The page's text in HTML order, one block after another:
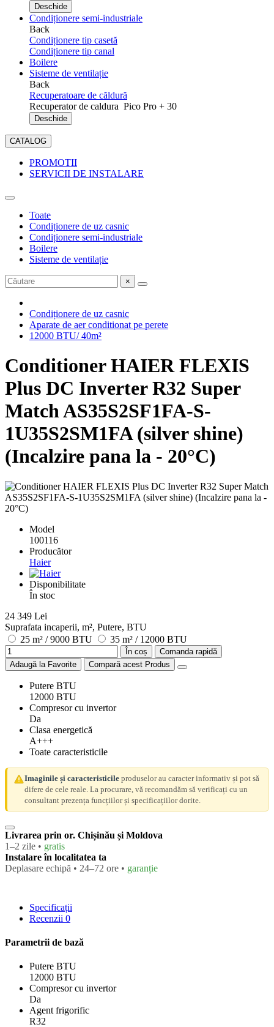
Deschide
Condiționere semi-industriale
Back
Condiționere tip casetă
Condiționere tip canal
Boilere
Sisteme de ventilație
Back
Recuperatoare de căldură
Recuperator de caldura Pico Pro + 30
Deschide
CATALOG
PROMOTII
SERVICII DE INSTALARE
Toate
Condiționere de uz casnic
Condiționere semi-industriale
Boilere
Sisteme de ventilație
×
Condiționere de uz casnic
Aparate de aer conditionat pe perete
12000 BTU/ 40m²
Conditioner HAIER FLEXIS
Plus DC Inverter R32 Super
Match AS35S2SF1FA-S-
1U35S2SM1FA (silver shine)
(Incalzire pana la - 20°C)
Model
100116
Producător
Haier
Disponibilitate
În stoc
24 349 Lei
Suprafata incaperii, m², Putere, BTU
25 m² / 9000 BTU
35 m² / 12000 BTU
În coș
Comanda rapidă
Adaugă la Favorite
Compară acest Produs
Putere BTU
12000 BTU
Compresor cu invertor
Da
Clasa energetică
A+++
Toate caracteristicile
Imaginile și caracteristicile produselor au caracter informativ și pot să
difere de cele reale. La procurare, vă recomandăm să verificați cu un
consultant prezența funcțiilor și specificațiilor dorite.
Livrarea prin or. Chișinău și Moldova
1–2 zile • gratis
Instalare în localitatea ta
Deplasare echipă • 24–72 ore • garanție
Specificații
Recenzii 0
Parametrii de bază
Putere BTU
12000 BTU
Compresor cu invertor
Da
Agent frigorific
R32